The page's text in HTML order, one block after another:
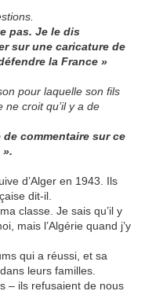
pas. Je le dis
sur une caricature de
la France »
pour laquelle son fils
ne croit qu’il y a de
commentaire sur ce
».
d’Alger en 1943. Ils
dit-il.
classe. Je sais qu’il y
mais l’Algérie quand j’y
qui a réussi, et sa
leurs familles.
– ils refusaient de nous